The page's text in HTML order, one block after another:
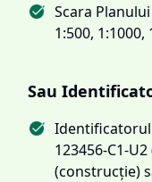
Scara
1:500, 1:1000,
Sau
123456-C1-
(construcție)